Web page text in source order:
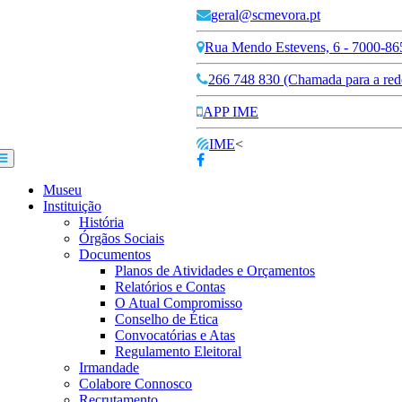
geral@scmevora.pt
Rua Mendo Estevens, 6 - 7000-
266 748 830 (Chamada para a
APP IME
IME<
Museu
Instituição
História
Órgãos Sociais
Documentos
Planos de Atividades e Orçamentos
Relatórios e Contas
O Atual Compromisso
Conselho de Ética
Convocatórias e Atas
Regulamento Eleitoral
Irmandade
Colabore Connosco